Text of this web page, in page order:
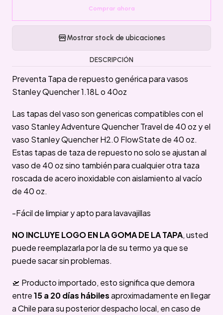
Comprar ahora
Mostrar stock de ubicaciones
DESCRIPCIÓN
Preventa Tapa de repuesto genérica para vasos
Stanley Quencher 1.18L o 40oz
Las tapas del vaso son genericas compatibles con el
vaso Stanley Adventure Quencher Travel de 40 oz y el
vaso Stanley Quencher H2.0 FlowState de 40 oz.
Estas tapas de taza de repuesto no solo se ajustan al
vaso de 40 oz sino también para cualquier otra taza
roscada de acero inoxidable con aislamiento al vacío
de 40 oz.
-Fácil de limpiar y apto para lavavajillas
NO INCLUYE LOGO EN LA GOMA DE LA TAPA, usted
puede reemplazarla por la de su termo ya que se
puede sacar sin problemas.
🛫 Producto importado, esto significa que demora
entre15 a 20 días hábilesaproximadamente en llegar
a Chile para su posterior despacho local, en caso de